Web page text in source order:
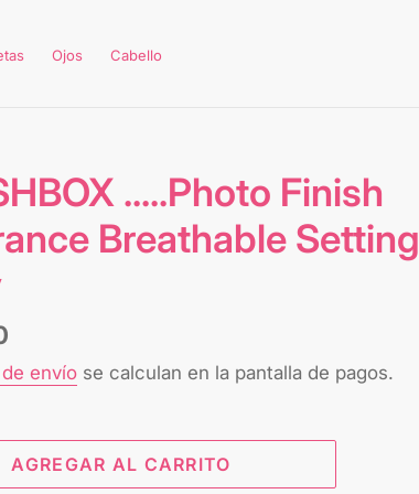
Ojos Cabello
.....Photo Finish
Breathable Setting
envío se calculan en la pantalla de pagos.
AGREGAR AL CARRITO